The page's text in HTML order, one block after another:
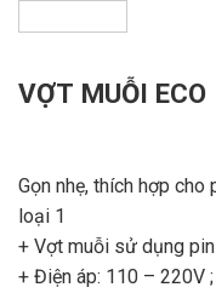
VỢT MUỖI ECO
Gọn nhẹ, thích hợp cho
loại 1
+ Vợt muỗi sử dụng
+ Điện áp: 110 – 220V ;